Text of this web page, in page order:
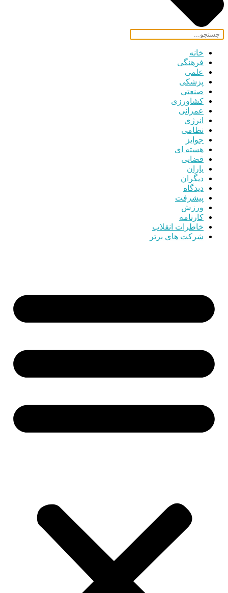
خانه
فرهنگی
علمی
پزشکی
صنعتی
کشاورزی
عمرانی
انرژی
نظامی
جوایز
هسته ای
قضایی
یاران
دیگران
دیدگاه
پیشرفت
ورزش
کارنامه
خاطرات انقلاب
شرکت های برتر